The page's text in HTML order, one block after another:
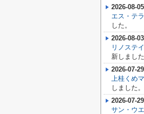
2026-08-05
エス・テ
した。
2026-08-03
リノステ
新しました
2026-07-29
上桂くめ
しました。
2026-07-29
サン・ウ